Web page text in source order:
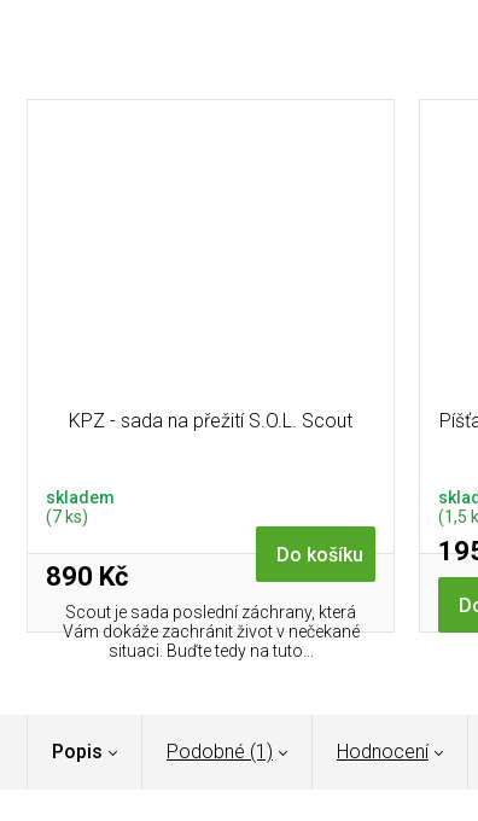
KPZ - sada na přežití S.O.L. Scout
skladem
(7 ks)
890 Kč
Do košíku
Scout je sada poslední záchrany, která
Vám dokáže zachránit život v nečekané
situaci. Buďte tedy na tuto...
(1,5
Popis Podobné (1) Hodnocení